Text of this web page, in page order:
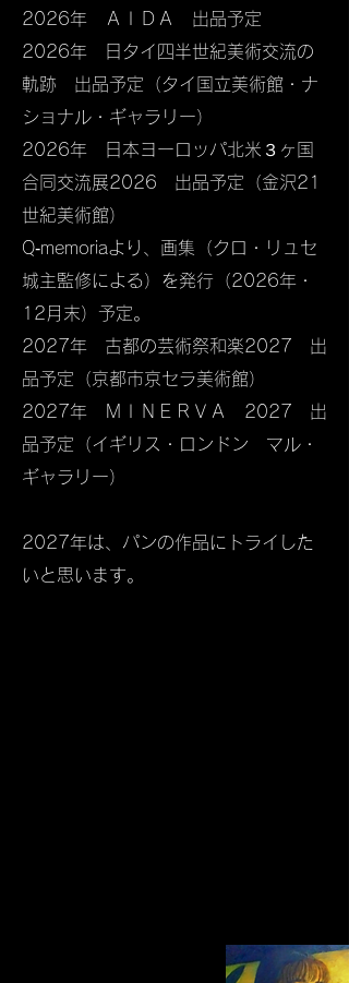
2026年 ＡＩＤＡ 出品予定
2026年 日タイ四半世紀美術交流の
軌跡 出品予定（タイ国立美術館・ナ
ショナル・ギャラリー）
2026年 日本ヨーロッパ北米３ヶ国
合同交流展2026 出品予定（金沢21
世紀美術館）
Q‐memoriaより、画集（クロ・リュセ
城主監修による）を発行（2026年・
12月末）予定。
2027年 古都の芸術祭和楽2027 出
品予定（京都市京セラ美術館）
2027年 ＭＩＮＥＲＶＡ 2027 出
品予定（イギリス・ロンドン マル・
ギャラリー）
​2027年は、パンの作品にトライした
いと思います。